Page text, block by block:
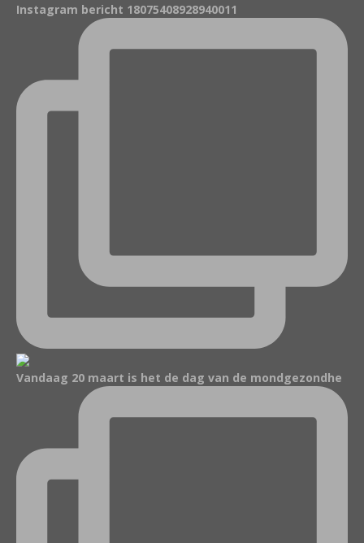
Instagram bericht 18075408928940011
Vandaag 20 maart is het de dag van de mondgezondhe